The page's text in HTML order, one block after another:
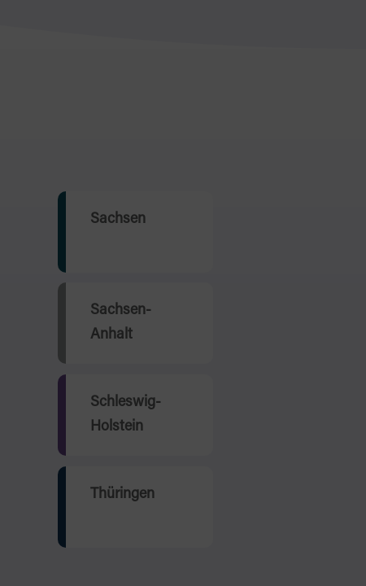
Sachsen
Sachsen-
Anhalt
Schleswig-
Holstein
Thüringen